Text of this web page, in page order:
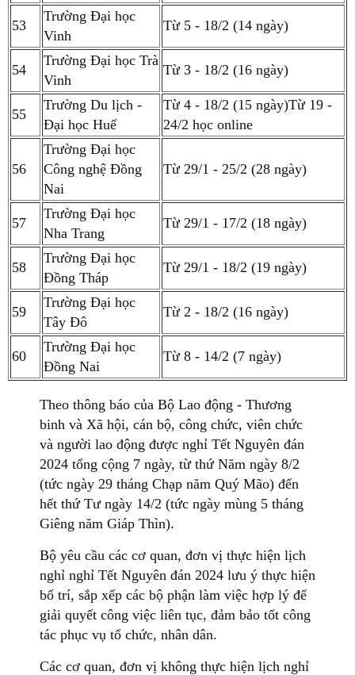
53
Trường Đại học
Vinh
Từ 5 - 18/2 (14 ngày)
54
Trường Đại học Trà
Vinh
Từ 3 - 18/2 (16 ngày)
55
Trường Du lịch -
Đại học Huế
Từ 4 - 18/2 (15 ngày)Từ 19 -
24/2 học online
56
Trường Đại học
Công nghệ Đồng
Nai
Từ 29/1 - 25/2 (28 ngày)
57
Trường Đại học
Nha Trang
Từ 29/1 - 17/2 (18 ngày)
58
Trường Đại học
Đồng Tháp
Từ 29/1 - 18/2 (19 ngày)
59
Trường Đại học
Tây Đô
Từ 2 - 18/2 (16 ngày)
60
Trường Đại học
Đồng Nai
Từ 8 - 14/2 (7 ngày)
Theo thông báo của Bộ Lao động - Thương
binh và Xã hội, cán bộ, công chức, viên chức
và người lao động được nghỉ Tết Nguyên đán
2024 tổng cộng 7 ngày, từ thứ Năm ngày 8/2
(tức ngày 29 tháng Chạp năm Quý Mão) đến
hết thứ Tư ngày 14/2 (tức ngày mùng 5 tháng
Giêng năm Giáp Thìn).
Bộ yêu cầu các cơ quan, đơn vị thực hiện lịch
nghỉ nghỉ Tết Nguyên đán 2024 lưu ý thực hiện
bố trí, sắp xếp các bộ phận làm việc hợp lý để
giải quyết công việc liên tục, đảm bảo tốt công
tác phục vụ tổ chức, nhân dân.
Các cơ quan, đơn vị không thực hiện lịch nghỉ